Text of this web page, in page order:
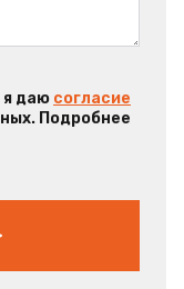
я даю согласие
Подробнее